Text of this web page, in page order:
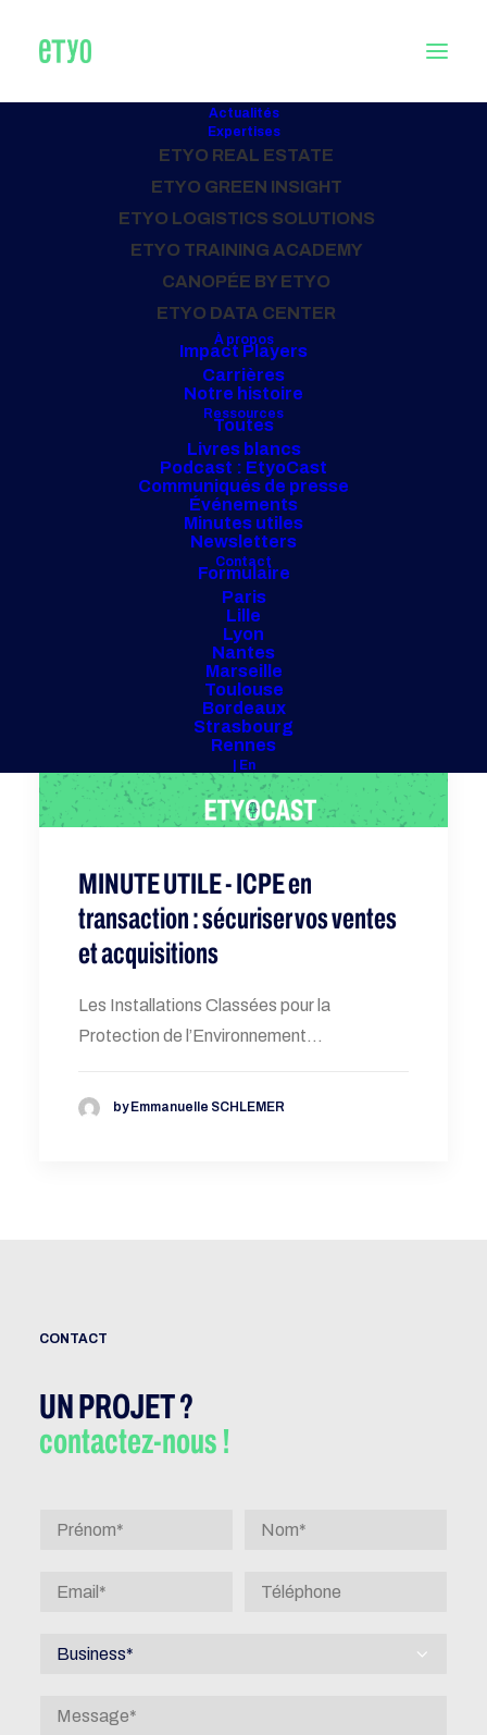
Actualités
Expertises
ETYO REAL ESTATE
ETYO GREEN INSIGHT
ETYO LOGISTICS SOLUTIONS
ETYO TRAINING ACADEMY
CANOPÉE BY ETYO
ETYO DATA CENTER
À propos
Impact Players
Carrières
Notre histoire
Ressources
Toutes
Livres blancs
Podcast : EtyoCast
Communiqués de presse
Événements
Minutes utiles
Newsletters
Contact
Formulaire
Paris
Lille
Lyon
Nantes
Marseille
Toulouse
Bordeaux
Strasbourg
Rennes
| En
Vente
MINUTE UTILE - ICPE en
transaction : sécuriser vos ventes
et acquisitions
Les Installations Classées pour la
Protection de l’Environnement…
by Emmanuelle SCHLEMER
CONTACT
UN PROJET ?
contactez-nous !